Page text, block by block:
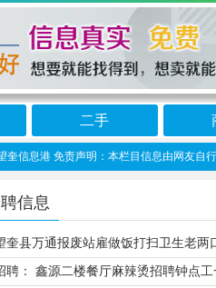
二手
信息港 免责声明：本栏目信息由网友自
信息